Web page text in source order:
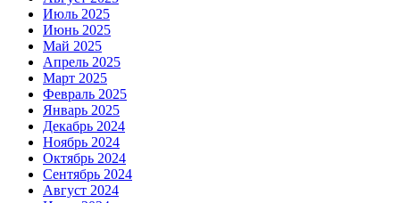
Июль 2025
Июнь 2025
Май 2025
Апрель 2025
Март 2025
Февраль 2025
Январь 2025
Декабрь 2024
Ноябрь 2024
Октябрь 2024
Сентябрь 2024
Август 2024